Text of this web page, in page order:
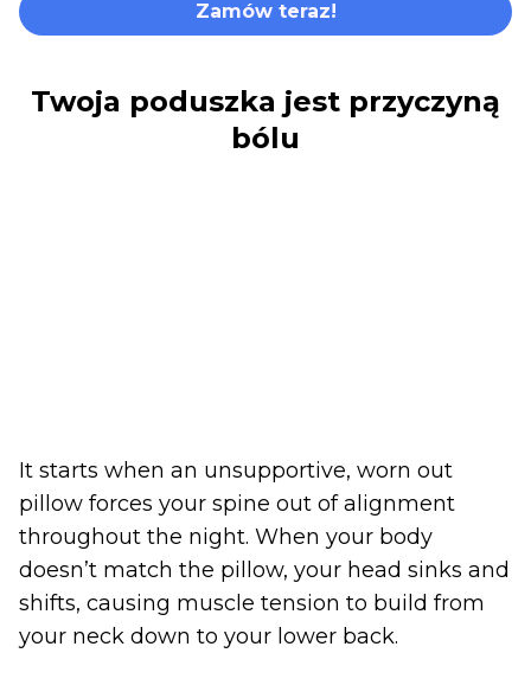
Zamów teraz!
Twoja poduszka jest przyczyną
bólu
It starts when an unsupportive, worn out
pillow forces your spine out of alignment
throughout the night. When your body
doesn’t match the pillow, your head sinks and
shifts, causing muscle tension to build from
your neck down to your lower back.